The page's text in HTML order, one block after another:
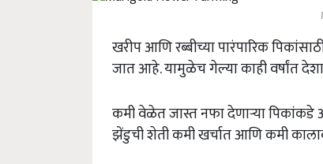
खरीप आणि रब्बीच्या पारंपारिक
जात आहे. यामुळेच गेल्या काही वर्षांत
कमी वेळेत जास्त नफा देणाऱ्या
झेंडुची शेती कमी खर्चात आणि कमी